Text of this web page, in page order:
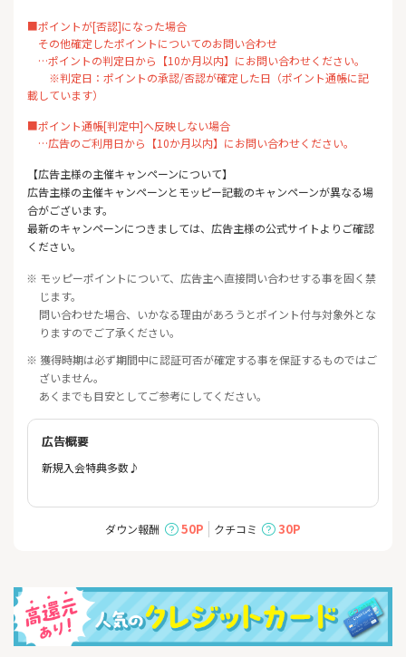
■ポイントが[否認]になった場合
その他確定したポイントについてのお問い合わせ
…ポイントの判定日から【10か月以内】にお問い合わせください。
※判定日：ポイントの承認/否認が確定した日（ポイント通帳に記
載しています）
■ポイント通帳[判定中]へ反映しない場合
…広告のご利用日から【10か月以内】にお問い合わせください。
【広告主様の主催キャンペーンについて】
広告主様の主催キャンペーンとモッピー記載のキャンペーンが異なる場
合がございます。
最新のキャンペーンにつきましては、広告主様の公式サイトよりご確認
ください。
※ モッピーポイントについて、広告主へ直接問い合わせする事を固く禁
じます。
問い合わせた場合、いかなる理由があろうとポイント付与対象外とな
りますのでご了承ください。
※ 獲得時期は必ず期間中に認証可否が確定する事を保証するものではご
ざいません。
あくまでも目安としてご参考にしてください。
広告概要
新規入会特典多数♪
ダウン報酬 50P クチコミ 30P